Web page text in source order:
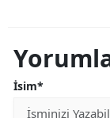
İsim*